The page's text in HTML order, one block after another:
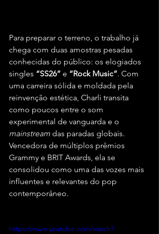
Para preparar o terreno, o trabalho já
chega com duas amostras pesadas
conhecidas do público: os elogiados
singles “SS26” e “Rock Music”. Com
uma carreira sólida e moldada pela
reinvenção estética, Charli transita
como poucos entre o som
experimental de vanguarda e o
mainstream das paradas globais.
Vencedora de múltiplos prêmios
Grammy e BRIT Awards, ela se
consolidou como uma das vozes mais
influentes e relevantes do pop
contemporâneo.
https://www.youtube.com/watch?